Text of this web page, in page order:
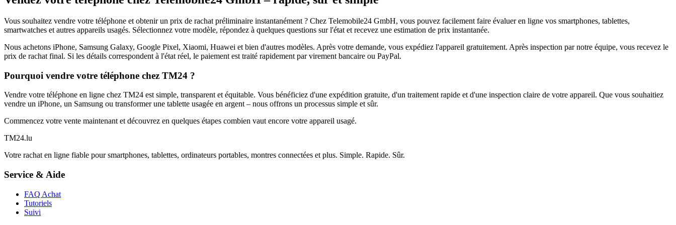
Vous souhaitez vendre votre téléphone et obtenir un prix de rachat préliminaire instantanément ? Chez Telemobile24 GmbH, vous pouvez facilement faire évaluer en ligne vos smartphones, tablettes,
smartwatches et autres appareils usagés. Sélectionnez votre modèle, répondez à quelques questions sur l'état et recevez une estimation de prix instantanée.
Nous achetons iPhone, Samsung Galaxy, Google Pixel, Xiaomi, Huawei et bien d'autres modèles. Après votre demande, vous expédiez l'appareil gratuitement. Après inspection par notre équipe, vous recevez le
prix de rachat final. Si les détails correspondent à l'état réel, le paiement est traité rapidement par virement bancaire ou PayPal.
Pourquoi vendre votre téléphone chez TM24 ?
Vendre votre téléphone en ligne chez TM24 est simple, transparent et équitable. Vous bénéficiez d'une expédition gratuite, d'un traitement rapide et d'une inspection claire de votre appareil. Que vous souhaitiez
vendre un iPhone, un Samsung ou transformer une tablette usagée en argent – nous offrons un processus simple et sûr.
Commencez votre vente maintenant et découvrez en quelques étapes combien vaut encore votre appareil usagé.
TM24.lu
Votre rachat en ligne fiable pour smartphones, tablettes, ordinateurs portables, montres connectées et plus. Simple. Rapide. Sûr.
Service & Aide
FAQ Achat
Tutoriels
Suivi